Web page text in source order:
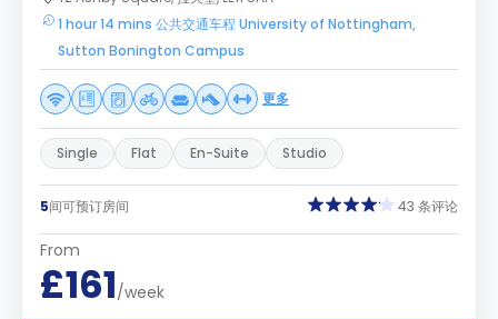
1 hour 14 mins 公共交通车程 University of Nottingham,
Sutton Bonington Campus
更多
Single Flat En-Suite Studio
5间可预订房间 43 条评论
From
£161/week